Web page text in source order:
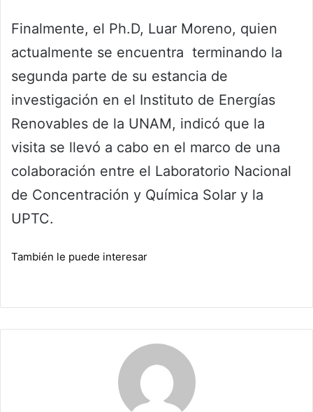
Finalmente, el Ph.D, Luar Moreno, quien
actualmente se encuentra terminando la
segunda parte de su estancia de
investigación en el Instituto de Energías
Renovables de la UNAM, indicó que la
visita se llevó a cabo en el marco de una
colaboración entre el Laboratorio Nacional
de Concentración y Química Solar y la
UPTC.
También le puede interesar